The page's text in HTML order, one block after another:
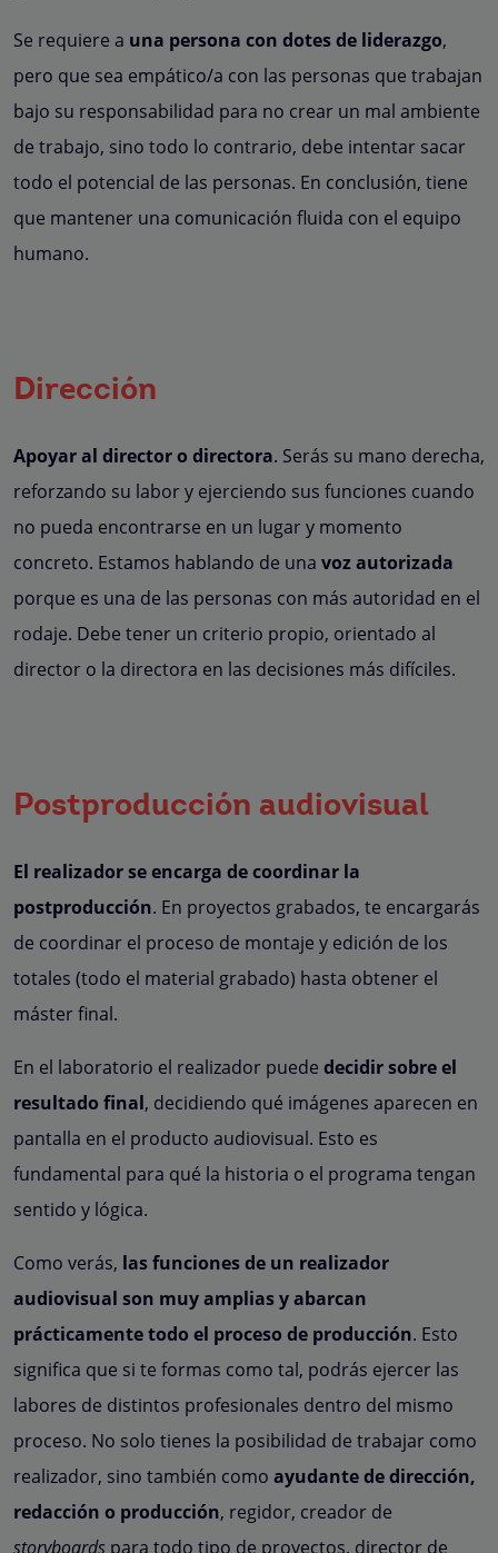
Se requiere a una persona con dotes de liderazgo,
pero que sea empático/a con las personas que trabajan
bajo su responsabilidad para no crear un mal ambiente
de trabajo, sino todo lo contrario, debe intentar sacar
todo el potencial de las personas. En conclusión, tiene
que mantener una comunicación fluida con el equipo
humano.
Dirección
Apoyar al director o directora. Serás su mano derecha,
reforzando su labor y ejerciendo sus funciones cuando
no pueda encontrarse en un lugar y momento
concreto. Estamos hablando de una voz autorizada
porque es una de las personas con más autoridad en el
rodaje. Debe tener un criterio propio, orientado al
director o la directora en las decisiones más difíciles.
Postproducción audiovisual
El realizador se encarga de coordinar la
postproducción. En proyectos grabados, te encargarás
de coordinar el proceso de montaje y edición de los
totales (todo el material grabado) hasta obtener el
máster final.
En el laboratorio el realizador puede decidir sobre el
resultado final, decidiendo qué imágenes aparecen en
pantalla en el producto audiovisual. Esto es
fundamental para qué la historia o el programa tengan
sentido y lógica.
Como verás, las funciones de un realizador
audiovisual son muy amplias y abarcan
prácticamente todo el proceso de producción. Esto
significa que si te formas como tal, podrás ejercer las
labores de distintos profesionales dentro del mismo
proceso. No solo tienes la posibilidad de trabajar como
realizador, sino también como ayudante de dirección,
redacción o producción, regidor, creador de
storyboards para todo tipo de proyectos, director de